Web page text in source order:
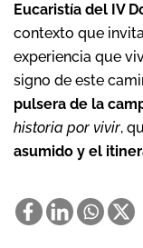
Eucaristía del IV
contexto que
experiencia que
signo de este
pulsera de la
historia por vivir,
asumido y el